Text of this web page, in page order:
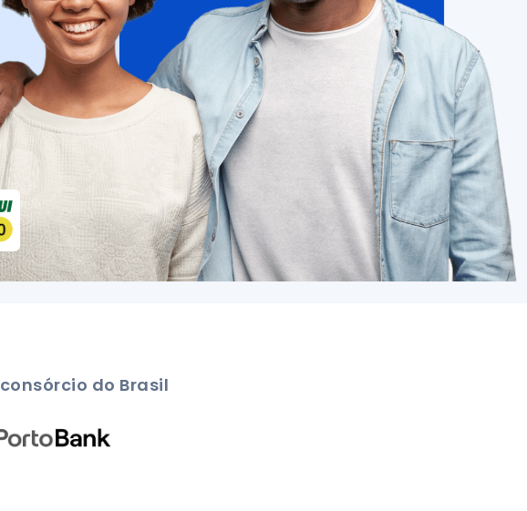
do Brasil